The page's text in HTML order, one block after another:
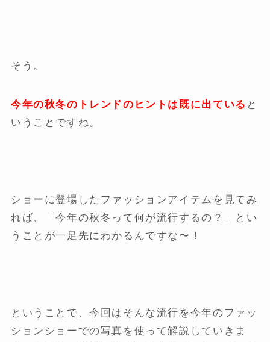
そう。
今年の秋冬のトレンドのヒントは既に出ている と
いうことですね。
ショーに登場したファッションアイテムを見てみ
れば、「今年の秋冬って何が流行するの？」とい
うことが一足先にわかるんですな〜！
ということで、今回はそんな流行を今年のファッ
ションショーでの写真を使って解説していきま